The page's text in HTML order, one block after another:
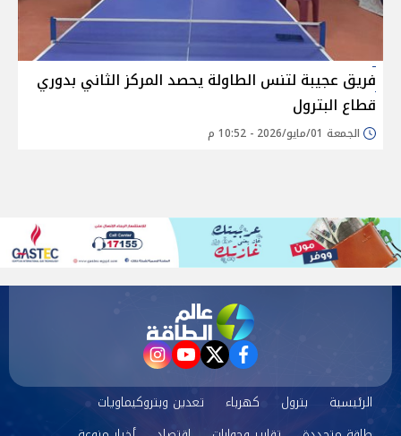
فريق عجيبة لتنس الطاولة يحصد المركز الثاني بدوري
قطاع البترول
الجمعة 01/مايو/2026 - 10:52 م
facebook
twitter
youtube
instagram
الرئيسية بترول كهرباء
تعدين وبتروكيماويات